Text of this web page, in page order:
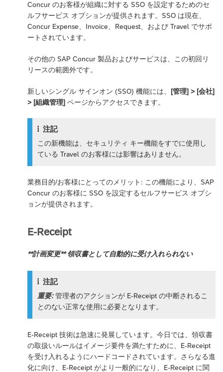
Concur のお客様が組織に対する SSO を設定するためのセ
ルフサービス オプションが提供されます。SSO は現在、
Concur Expense、Invoice、Request、および Travel でサポ
ートされています。
その他の SAP Concur 製品およびサービスは、この初回リ
リースの範囲外です。
新しいシングル サインオン (SSO) 機能には、 [管理] > [会社]
> [組織管理] ページからアクセスできます。
注記
この新機能は、セキュリティ キー機能をすでに使用し
ている Travel のお客様には影響はありません。
業務目的/お客様にとってのメリット: この機能により、SAP
Concur のお客様に SSO を設定するセルフサービス オプシ
ョンが提供されます。
E-Receipt
**計画変更** 領収書として自動的に受け入れられない
注記
重要:管理者のアクションが E-Receipt の中断されるこ
とのない正常な使用に必要となります。
E-Receipt 技術は急速に発展しています。今日では、領収書
の取扱いルールはイメージ要件を満たすために、E-Receipt
を受け入れるようにハードコードされています。さらなる進
化に向け、E-Receipt がより一般的になり、E-Receipt に関